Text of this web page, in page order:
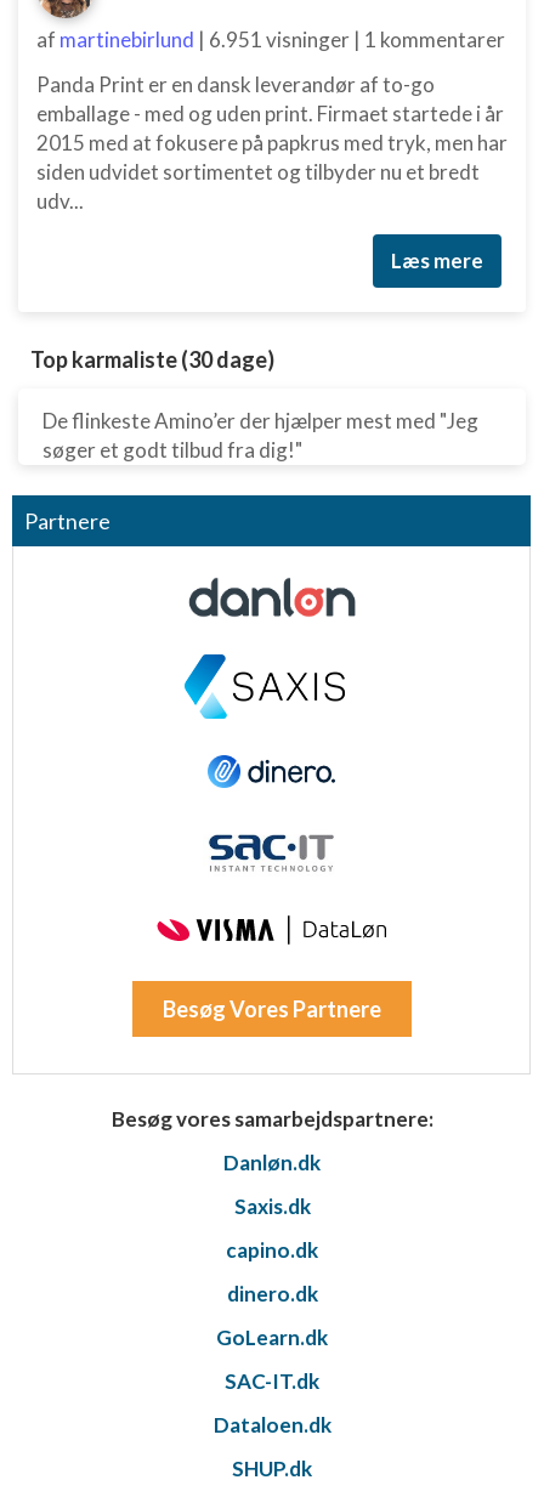
af martinebirlund | 6.951 visninger | 1 kommentarer
Panda Print er en dansk leverandør af to-go
emballage - med og uden print. Firmaet startede i år
2015 med at fokusere på papkrus med tryk, men har
siden udvidet sortimentet og tilbyder nu et bredt
udv...
Læs mere
Top karmaliste (30 dage)
De flinkeste Amino’er der hjælper mest med "Jeg
søger et godt tilbud fra dig!"
Partnere
Besøg Vores Partnere
Besøg vores samarbejdspartnere:
Danløn.dk
Saxis.dk
capino.dk
dinero.dk
GoLearn.dk
SAC-IT.dk
Dataloen.dk
SHUP.dk
Funktionel
Annoncering / marketing